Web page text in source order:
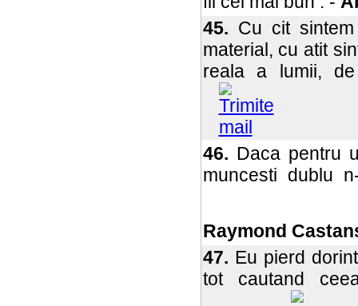
45. Cu cit
material, cu atit
reala a lumii,
46. Daca pentru
muncesti dublu
Raymond
47. Eu pierd
tot cautand